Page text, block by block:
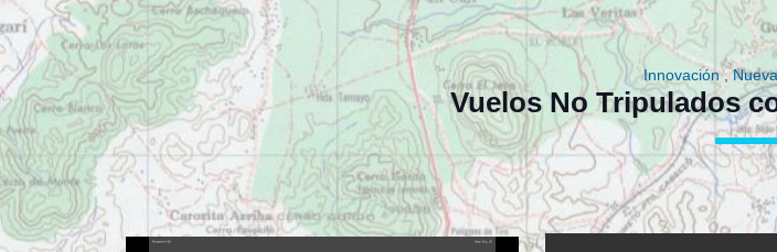
Innovación ,
Vuelos No Tripulados